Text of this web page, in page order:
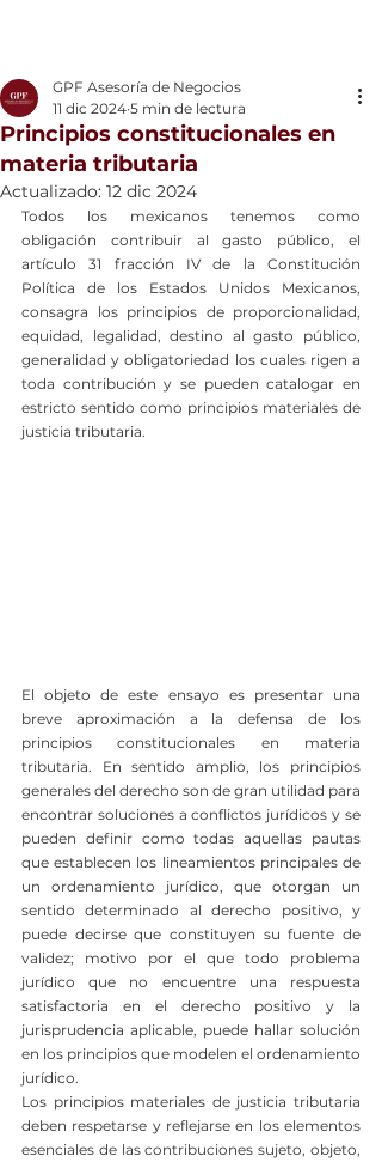
Principios constitucionales en
materia tributaria
GPF Asesoría de Negocios
11 dic 2024 5 min de lectura
Actualizado: 12 dic 2024
Todos los mexicanos tenemos como
obligación contribuir al gasto público, el
artículo 31 fracción IV de la Constitución
Política de los Estados Unidos Mexicanos,
consagra los principios de proporcionalidad,
equidad, legalidad, destino al gasto público,
generalidad y obligatoriedad los cuales rigen a
toda contribución y se pueden catalogar en
estricto sentido como principios materiales de
justicia tributaria.
El objeto de este ensayo es presentar una
breve aproximación a la defensa de los
principios constitucionales en materia
tributaria. En sentido amplio, los principios
generales del derecho son de gran utilidad para
encontrar soluciones a conflictos jurídicos y se
pueden definir como todas aquellas pautas
que establecen los lineamientos principales de
un ordenamiento jurídico, que otorgan un
sentido determinado al derecho positivo, y
puede decirse que constituyen su fuente de
validez; motivo por el que todo problema
jurídico que no encuentre una respuesta
satisfactoria en el derecho positivo y la
jurisprudencia aplicable, puede hallar solución
en los principios que modelen el ordenamiento
jurídico.
Los principios materiales de justicia tributaria
deben respetarse y reflejarse en los elementos
esenciales de las contribuciones sujeto, objeto,